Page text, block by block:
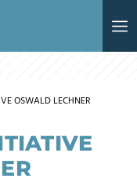
OSWALD LECHNER